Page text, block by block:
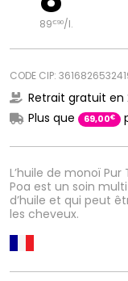
L’huile de monoï
Poa est un soin
d’huile et qui peut
les cheveux.
89€90/l.
CODE CIP:
Retrait gratuit en
Plus que
69,00€